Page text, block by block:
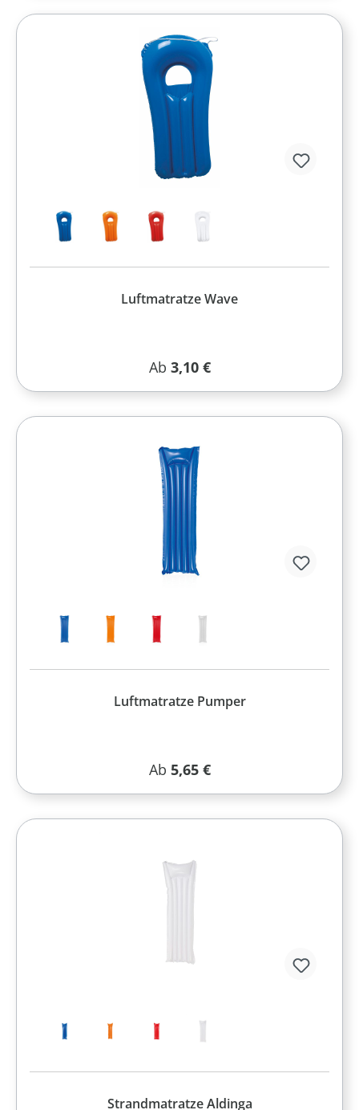
Luftmatratze Wave
Regulärer Preis:
Ab 3,10 €
Luftmatratze Pumper
Regulärer Preis:
Ab 5,65 €
Strandmatratze Aldinga